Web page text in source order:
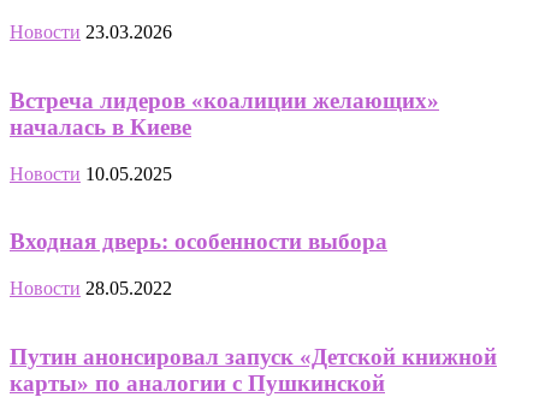
Новости 23.03.2026
Встреча лидеров «коалиции желающих»
началась в Киеве
Новости 10.05.2025
Входная дверь: особенности выбора
Новости 28.05.2022
Путин анонсировал запуск «Детской книжной
карты» по аналогии с Пушкинской